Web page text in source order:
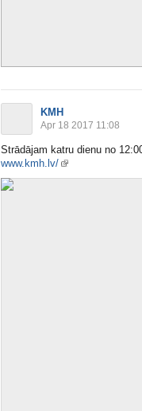
KMH
Apr 18 2017 11:08
Strādājam katru dienu no
www.kmh.lv/